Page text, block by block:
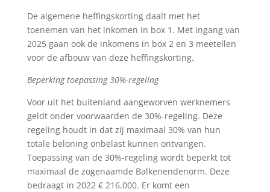
De algemene heffingskorting daalt met het
toenemen van het inkomen in box 1. Met ingang van
2025 gaan ook de inkomens in box 2 en 3 meetellen
voor de afbouw van deze heffingskorting.
Beperking toepassing 30%-regeling
Voor uit het buitenland aangeworven werknemers
geldt onder voorwaarden de 30%-regeling. Deze
regeling houdt in dat zij maximaal 30% van hun
totale beloning onbelast kunnen ontvangen.
Toepassing van de 30%-regeling wordt beperkt tot
maximaal de zogenaamde Balkenendenorm. Deze
bedraagt in 2022 € 216.000. Er komt een